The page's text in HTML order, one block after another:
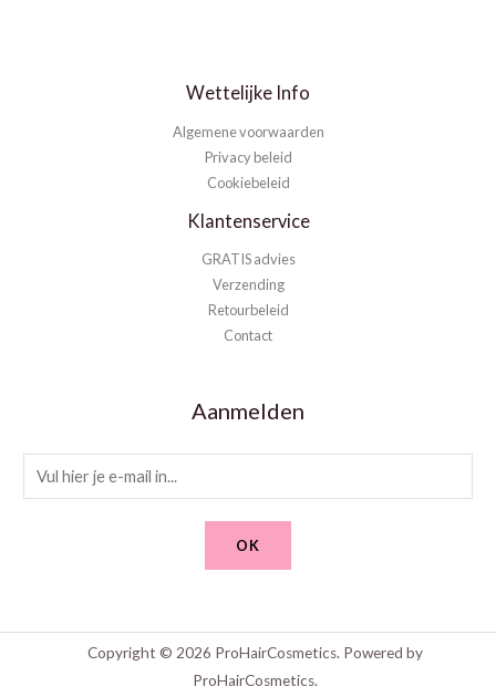
Wettelijke Info
Algemene voorwaarden
Privacy beleid
Cookiebeleid
Klantenservice
GRATIS advies
Verzending
Retourbeleid
Contact
Aanmelden
m
OK
Copyright © 2026 ProHairCosmetics. Powered by
ProHairCosmetics.